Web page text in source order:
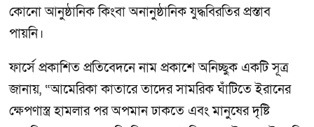
কোনো আনুষ্ঠানিক কিংবা অনানুষ্ঠানিক যুদ্ধবিরতির প্রস্তাব
পায়নি।
ফার্সে প্রকাশিত প্রতিবেদনে নাম প্রকাশে অনিচ্ছুক একটি সূত্র
জানায়, “আমেরিকা কাতারে তাদের সামরিক ঘাঁটিতে ইরানের
ক্ষেপণাস্ত্র হামলার পর অপমান ঢাকতে এবং মানুষের দৃষ্টি